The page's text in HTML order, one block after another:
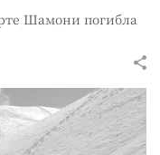
Шамони погибла